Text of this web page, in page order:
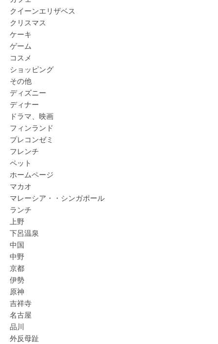
クイーンエリザベス
クリスマス
ケーキ
ゲーム
コスメ
ショッピング
その他
ディズニー
ディナー
ドラマ、映画
フィンランド
プレコンゼミ
フレンチ
ペット
ホームページ
マカオ
マレーシア・・シンガポール
ランチ
上野
下呂温泉
中国
中野
京都
伊勢
原神
吉祥寺
名古屋
品川
外反母趾